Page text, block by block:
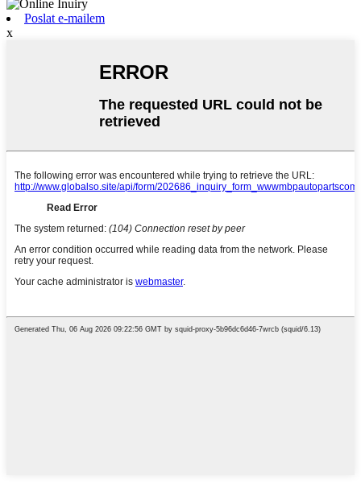
Poslat e-mailem
x